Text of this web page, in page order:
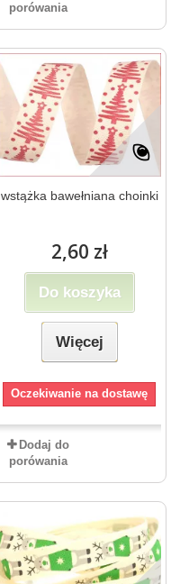
porówania
wstążka bawełniana choinki
2,60 zł
Do koszyka
Więcej
Oczekiwanie na dostawę
Dodaj do
porówania